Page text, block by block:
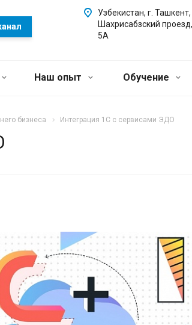
Узбекистан, г. Ташкент,
Шахрисабзский проезд,
5А
Наш опыт Обучение
бизнеса Интеграция 1С с сервисами ЭДО